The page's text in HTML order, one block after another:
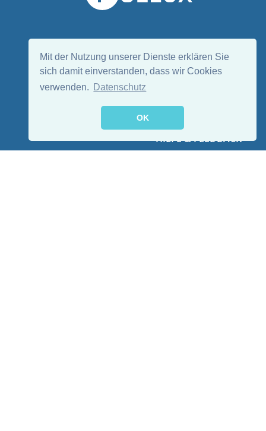
Mit der Nutzung unserer Dienste erklären Sie
sich damit einverstanden, dass wir Cookies
verwenden.
Datenschutz
OK
HILFE & FEEDBACK
EN